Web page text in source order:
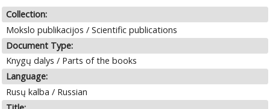
Collection:
Mokslo publikacijos / Scientific publications
Document Type:
Knygų dalys / Parts of the books
Language:
Rusų kalba / Russian